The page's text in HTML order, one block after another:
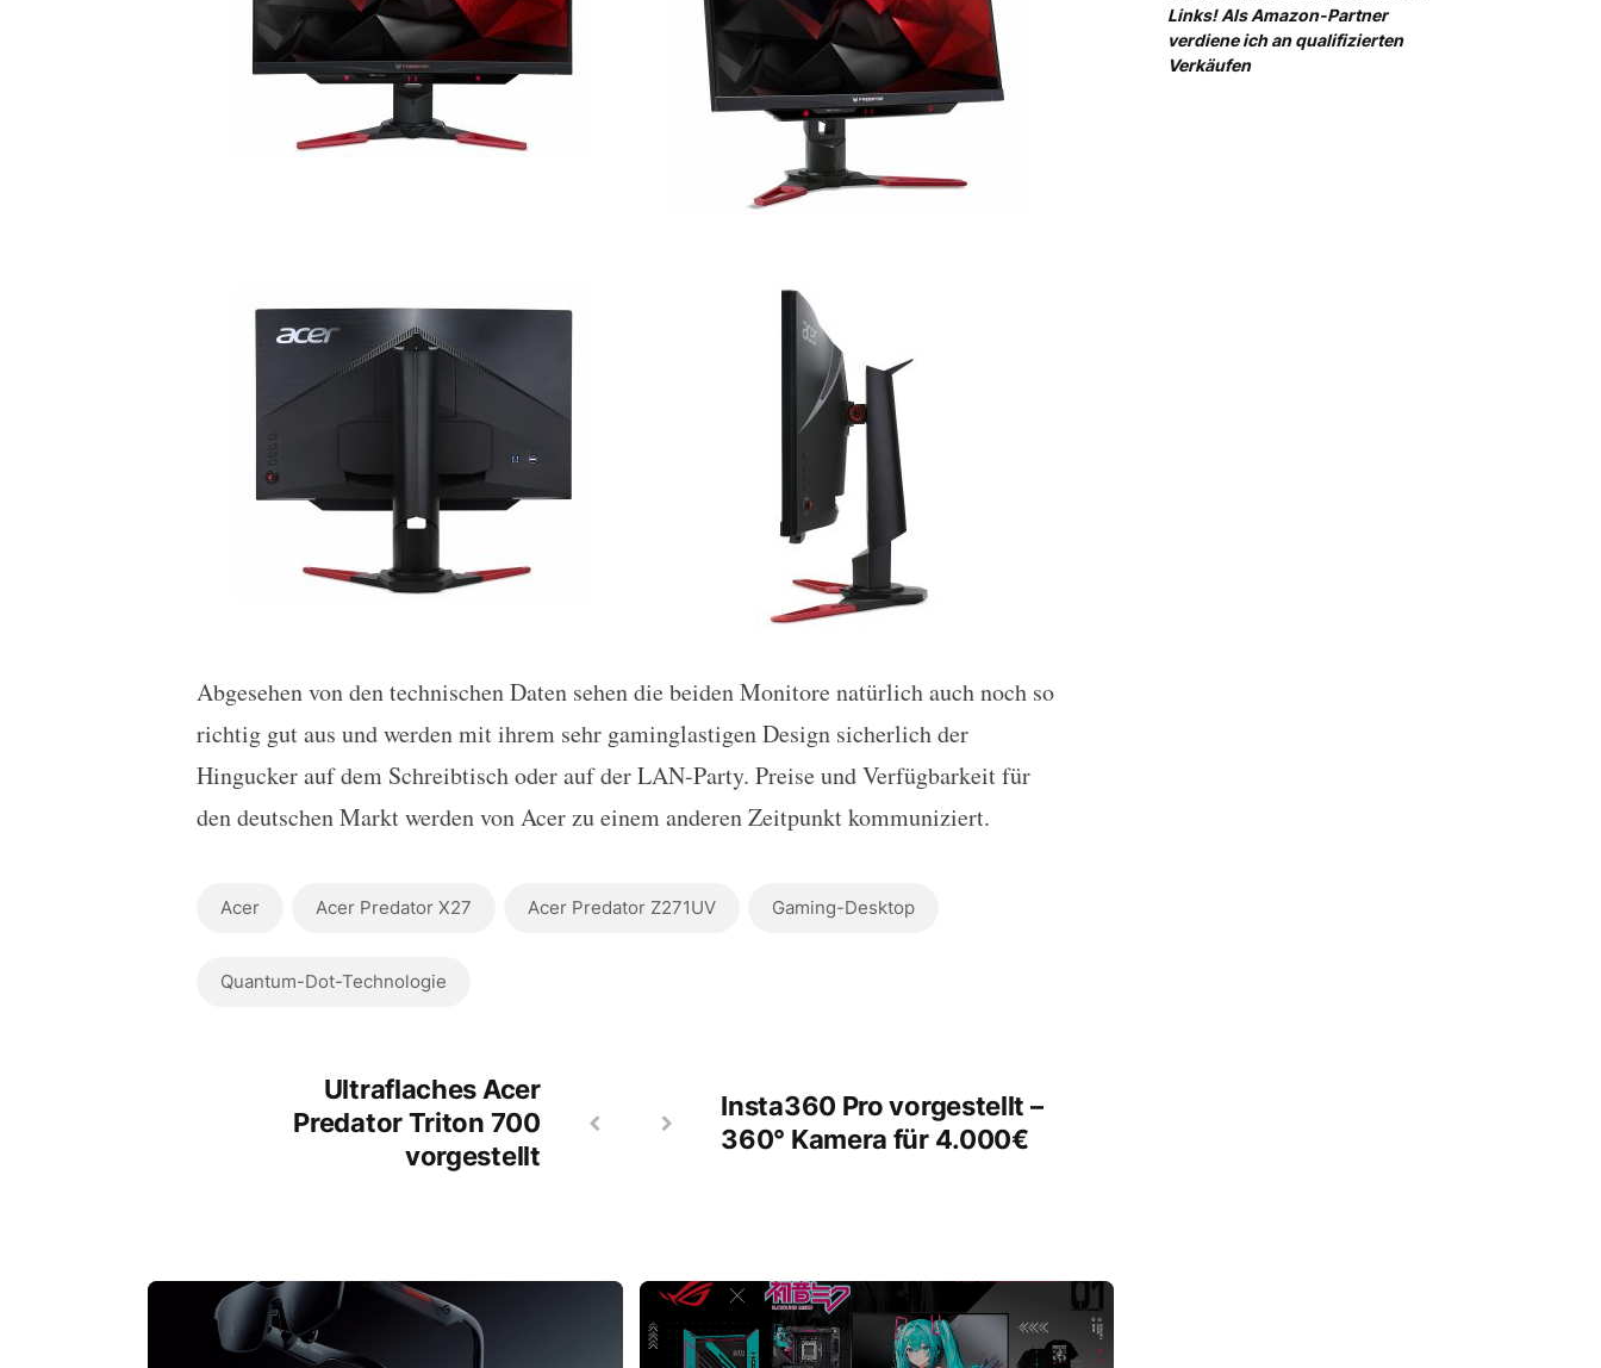
Abgesehen von den technischen Daten sehen die beiden Monitore natürlich auch noch so
richtig gut aus und werden mit ihrem sehr gaminglastigen Design sicherlich der
Hingucker auf dem Schreibtisch oder auf der LAN-Party. Preise und Verfügbarkeit für
den deutschen Markt werden von Acer zu einem anderen Zeitpunkt kommuniziert.
Acer Acer Predator X27 Acer Predator Z271UV Gaming-Desktop
Quantum-Dot-Technologie
Ultraflaches Acer
Predator Triton 700
vorgestellt
Insta360 Pro vorgestellt –
360° Kamera für 4.000€
Links! Als Amazon-Partner
verdiene ich an qualifizierten
Verkäufen